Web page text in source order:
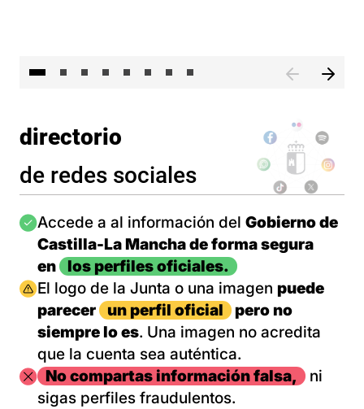
directorio
de redes sociales
Imagen
Accede a al información del Gobierno de
Castilla-La Mancha de forma segura
en
los perfiles oficiales.
Imagen
El logo de la Junta o una imagen puede
parecer
un perfil oficial
pero no
siempre lo es. Una imagen no acredita
que la cuenta sea auténtica.
ImagenNo compartas información falsa,
ni
sigas perfiles fraudulentos.